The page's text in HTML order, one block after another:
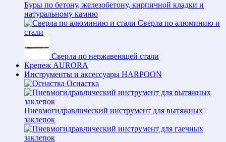
Буры по бетону, железобетону, кирпичной кладки и
натуральному камню
Сверла по алюминию и
стали
Сверла по нержавеющей стали
Крепеж AURORA
Инструменты и аксессуары HARPOON
Оснастка
Пневмогидравлический инструмент для вытяжных
заклепок